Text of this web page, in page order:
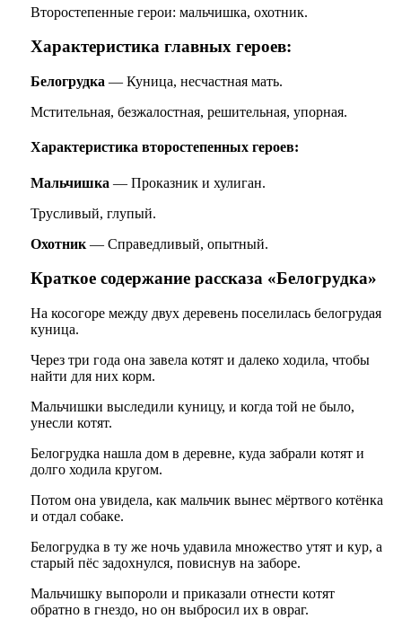
Второстепенные герои: мальчишка, охотник.
Характеристика главных героев:
Белогрудка — Куница, несчастная мать.
Мстительная, безжалостная, решительная, упорная.
Характеристика второстепенных героев:
Мальчишка — Проказник и хулиган.
Трусливый, глупый.
Охотник— Справедливый, опытный.
Краткое содержание рассказа «Белогрудка»
На косогоре между двух деревень поселилась белогрудая
куница.
Через три года она завела котят и далеко ходила, чтобы
найти для них корм.
Мальчишки выследили куницу, и когда той не было,
унесли котят.
Белогрудка нашла дом в деревне, куда забрали котят и
долго ходила кругом.
Потом она увидела, как мальчик вынес мёртвого котёнка
и отдал собаке.
Белогрудка в ту же ночь удавила множество утят и кур, а
старый пёс задохнулся, повиснув на заборе.
Мальчишку выпороли и приказали отнести котят
обратно в гнездо, но он выбросил их в овраг.